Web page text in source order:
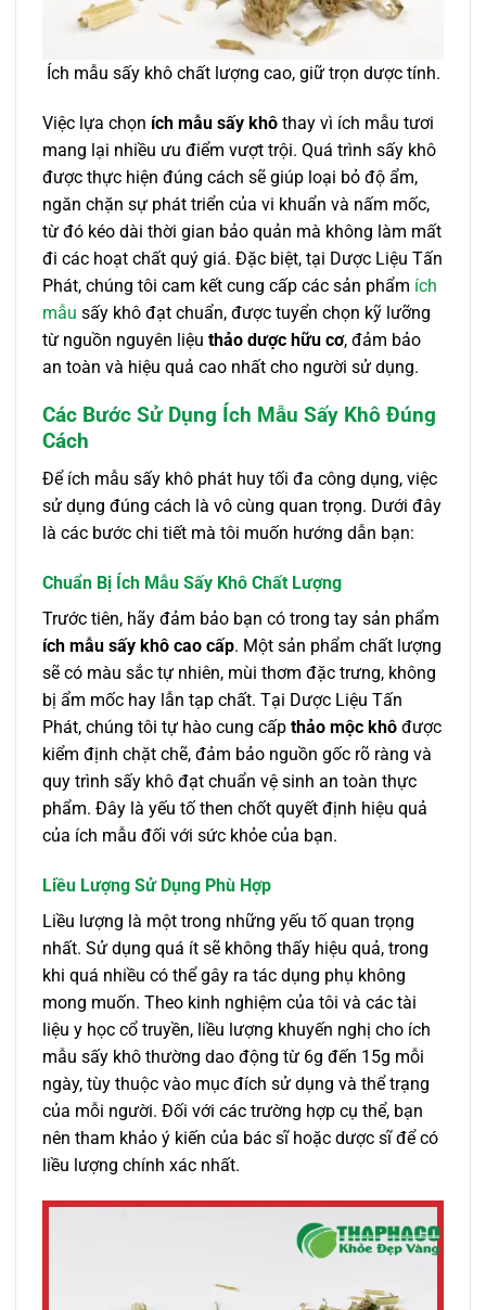
Ích mẫu sấy khô chất lượng cao, giữ trọn dược tính.
Việc lựa chọn ích mẫu sấy khô thay vì ích mẫu tươi
mang lại nhiều ưu điểm vượt trội. Quá trình sấy khô
được thực hiện đúng cách sẽ giúp loại bỏ độ ẩm,
ngăn chặn sự phát triển của vi khuẩn và nấm mốc,
từ đó kéo dài thời gian bảo quản mà không làm mất
đi các hoạt chất quý giá. Đặc biệt, tại Dược Liệu Tấn
Phát, chúng tôi cam kết cung cấp các sản phẩm ích
mẫu sấy khô đạt chuẩn, được tuyển chọn kỹ lưỡng
từ nguồn nguyên liệu thảo dược hữu cơ, đảm bảo
an toàn và hiệu quả cao nhất cho người sử dụng.
Các Bước Sử Dụng Ích Mẫu Sấy Khô Đúng
Cách
Để ích mẫu sấy khô phát huy tối đa công dụng, việc
sử dụng đúng cách là vô cùng quan trọng. Dưới đây
là các bước chi tiết mà tôi muốn hướng dẫn bạn:
Chuẩn Bị Ích Mẫu Sấy Khô Chất Lượng
Trước tiên, hãy đảm bảo bạn có trong tay sản phẩm
ích mẫu sấy khô cao cấp. Một sản phẩm chất lượng
sẽ có màu sắc tự nhiên, mùi thơm đặc trưng, không
bị ẩm mốc hay lẫn tạp chất. Tại Dược Liệu Tấn
Phát, chúng tôi tự hào cung cấp thảo mộc khô được
kiểm định chặt chẽ, đảm bảo nguồn gốc rõ ràng và
quy trình sấy khô đạt chuẩn vệ sinh an toàn thực
phẩm. Đây là yếu tố then chốt quyết định hiệu quả
của ích mẫu đối với sức khỏe của bạn.
Liều Lượng Sử Dụng Phù Hợp
Liều lượng là một trong những yếu tố quan trọng
nhất. Sử dụng quá ít sẽ không thấy hiệu quả, trong
khi quá nhiều có thể gây ra tác dụng phụ không
mong muốn. Theo kinh nghiệm của tôi và các tài
liệu y học cổ truyền, liều lượng khuyến nghị cho ích
mẫu sấy khô thường dao động từ 6g đến 15g mỗi
ngày, tùy thuộc vào mục đích sử dụng và thể trạng
của mỗi người. Đối với các trường hợp cụ thể, bạn
nên tham khảo ý kiến của bác sĩ hoặc dược sĩ để có
liều lượng chính xác nhất.